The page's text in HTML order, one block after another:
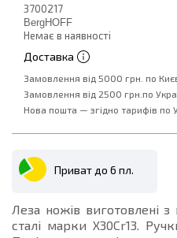
3700217
BergHOFF
Немає в наявності
Доставка
Замовлення від 5000 грн. по
Замовлення від 2500 грн.по
Нова пошта — згідно тарифів по
Приват до 6 пл.
Леза ножів виготовлені з
сталі марки Х30Cr13.